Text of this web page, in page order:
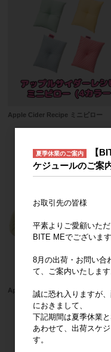
Apple Cider Recipe ミニピロー
Apple Cider Recipe バギーガー
メーカー小売り希望価格（
夏季休業のご案内
【
ケジュールのご案
お取引先の皆様
平素よりご愛顧いた
BITE MEでございます
8月の出荷・お問い合
て、ご案内いたします
誠に恐れ入りますが
におきまして、
下記期間は夏季休業と
あわせて、出荷スケ
す。